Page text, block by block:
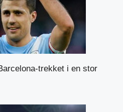
trekket i en stor